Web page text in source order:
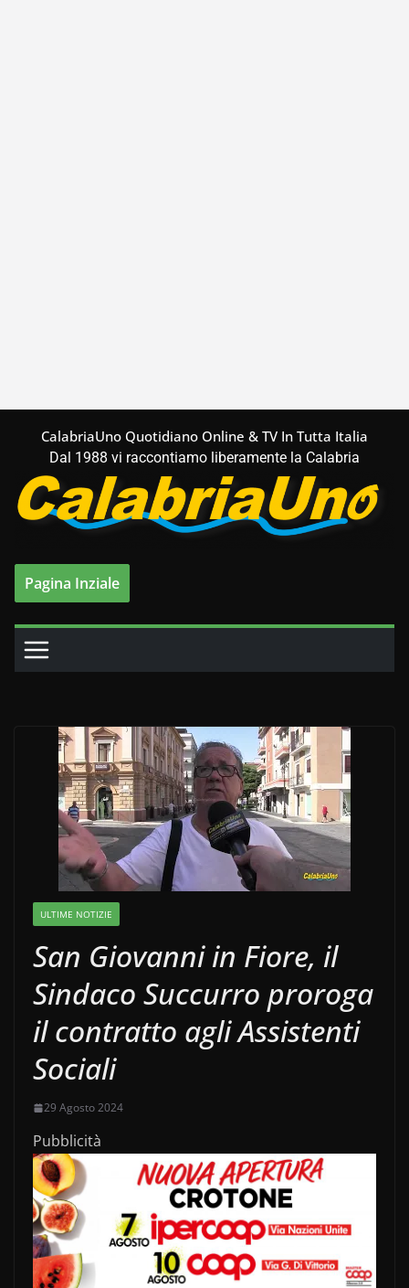
contenuto
CalabriaUno Quotidiano Online & TV In Tutta Italia
Dal 1988 vi raccontiamo liberamente la Calabria
Pagina Inziale
ULTIME NOTIZIE
San Giovanni in Fiore, il
Sindaco Succurro proroga
il contratto agli Assistenti
Sociali
29 Agosto 2024
Pubblicità